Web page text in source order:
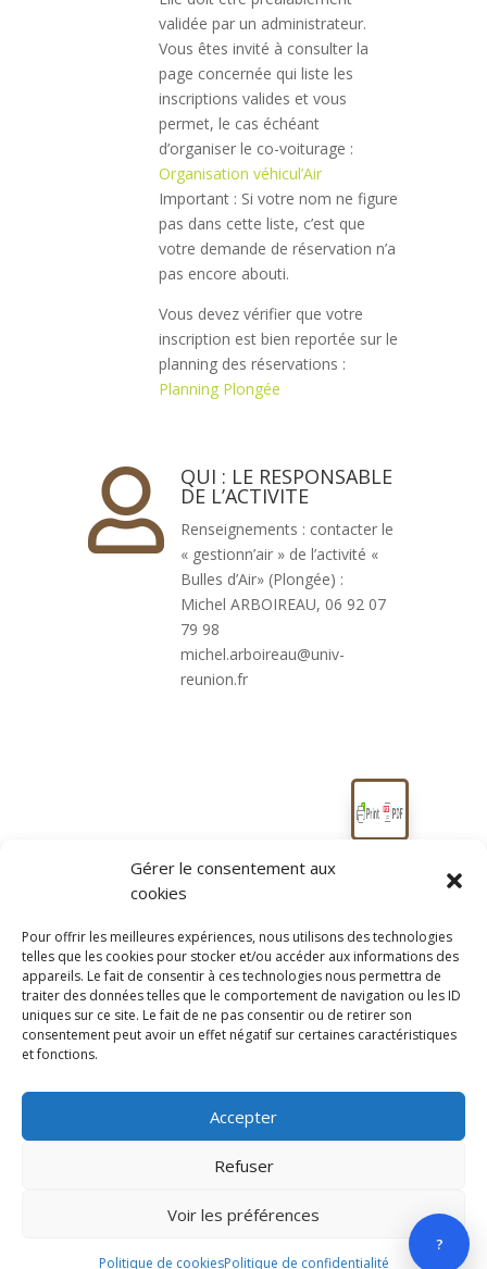
Gérer le consentement aux
cookies
Pour offrir les meilleures expériences, nous utilisons des technologies
telles que les cookies pour stocker et/ou accéder aux informations des
appareils. Le fait de consentir à ces technologies nous permettra de
traiter des données telles que le comportement de navigation ou les ID
uniques sur ce site. Le fait de ne pas consentir ou de retirer son
consentement peut avoir un effet négatif sur certaines caractéristiques
et fonctions.
Accepter
Refuser
Voir les préférences
Politique de cookiesPolitique de confidentialité
validée par un administrateur.
Vous êtes invité à consulter la
page concernée qui liste les
inscriptions valides et vous
permet, le cas échéant
d’organiser le co-voiturage :
Organisation véhicul’Air
Important : Si votre nom ne figure
pas dans cette liste, c’est que
votre demande de réservation n’a
pas encore abouti.
Vous devez vérifier que votre
inscription est bien reportée sur le
planning des réservations :
Planning Plongée
 QUI : LE RESPONSABLE
DE L’ACTIVITE
Renseignements : contacter le
« gestionn’air » de l’activité «
Bulles d’Air» (Plongée) :
Michel ARBOIREAU, 06 92 07
79 98
michel.arboireau@univ-
reunion.fr
Vous devez être connecté pour réserver
?